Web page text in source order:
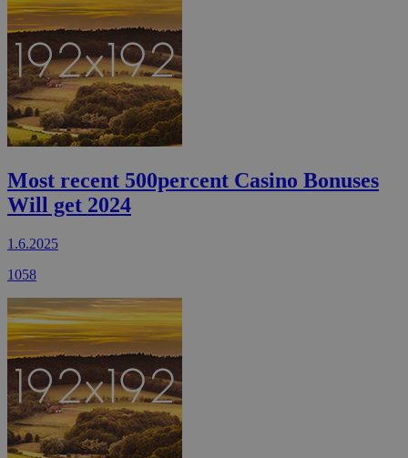
Most recent 500percent Casino Bonuses
Will get 2024
1.6.2025
1058